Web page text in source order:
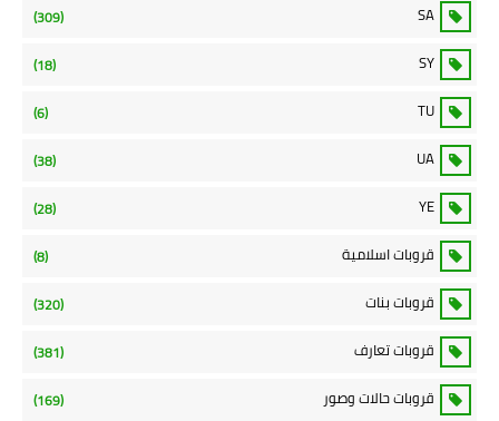
SA
(309)
SY
(18)
TU
(6)
UA
(38)
YE
(28)
قروبات اسلامية (8)
قروبات بنات (320)
قروبات تعارف (381)
قروبات حالات وصور (169)